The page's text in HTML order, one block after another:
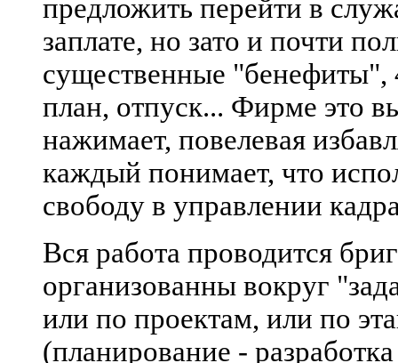
предложить перейти в
заплате, но зато и почти
существенные "бенефиты",
план, отпуск... Фирме это
нажимает, повелевая
каждый понимает, что
свободу в управлении
Вся работа проводится
организованны вокруг
или по проектам, или по
(планирование -